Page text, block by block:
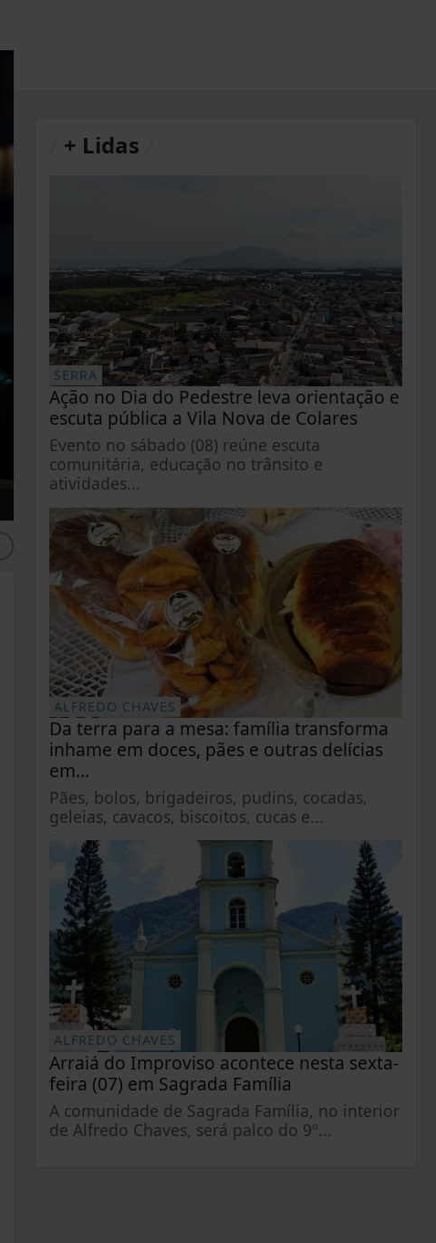
+ Lidas
SERRA
Ação no Dia do Pedestre leva orientação e
escuta pública a Vila Nova de Colares
Evento no sábado (08) reúne escuta
comunitária, educação no trânsito e
atividades...
ALFREDO CHAVES
Da terra para a mesa: família transforma
inhame em doces, pães e outras delícias
em...
Pães, bolos, brigadeiros, pudins, cocadas,
geleias, cavacos, biscoitos, cucas e...
ALFREDO CHAVES
Arraiá do Improviso acontece nesta sexta-
feira (07) em Sagrada Família
A comunidade de Sagrada Família, no interior
de Alfredo Chaves, será palco do 9º...